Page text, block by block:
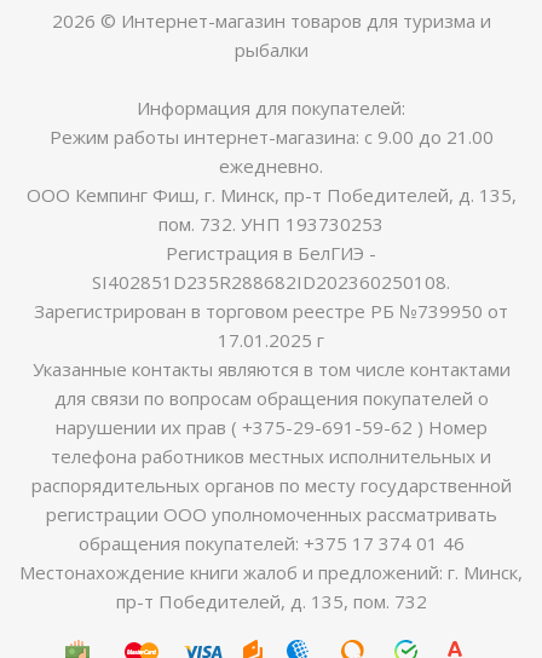
2026 © Интернет-магазин товаров для туризма и
рыбалки
Информация для покупателей:
Режим работы интернет-магазина: с 9.00 до 21.00
ежедневно.
ООО Кемпинг Фиш, г. Минск, пр-т Победителей, д. 135,
пом. 732. УНП 193730253
Регистрация в БелГИЭ -
SI402851D235R288682ID202360250108.
Зарегистрирован в торговом реестре РБ №739950 от
17.01.2025 г
Указанные контакты являются в том числе контактами
для связи по вопросам обращения покупателей о
нарушении их прав ( +375-29-691-59-62 ) Номер
телефона работников местных исполнительных и
распорядительных органов по месту государственной
регистрации ООО уполномоченных рассматривать
обращения покупателей: +375 17 374 01 46
Местонахождение книги жалоб и предложений: г. Минск,
пр-т Победителей, д. 135, пом. 732